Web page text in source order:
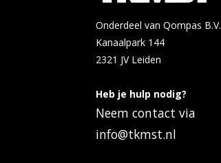
Onderdeel van Qompas B.V.
Kanaalpark 144
2321 JV Leiden
Heb je hulp nodig?
Neem contact via
info@tkmst.nl